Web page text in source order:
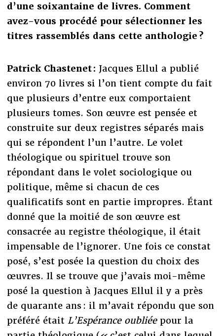
d’une soixantaine de livres. Comment
avez-vous procédé pour sélectionner les
titres rassemblés dans cette anthologie ?
Patrick Chastenet : Jacques Ellul a publié
environ 70 livres si l’on tient compte du fait
que plusieurs d’entre eux comportaient
plusieurs tomes. Son œuvre est pensée et
construite sur deux registres séparés mais
qui se répondent l’un l’autre. Le volet
théologique ou spirituel trouve son
répondant dans le volet sociologique ou
politique, même si chacun de ces
qualificatifs sont en partie impropres. Étant
donné que la moitié de son œuvre est
consacrée au registre théologique, il était
impensable de l’ignorer. Une fois ce constat
posé, s’est posée la question du choix des
œuvres. Il se trouve que j’avais moi-même
posé la question à Jacques Ellul il y a près
de quarante ans : il m’avait répondu que son
préféré était L’Espérance oubliéepour la